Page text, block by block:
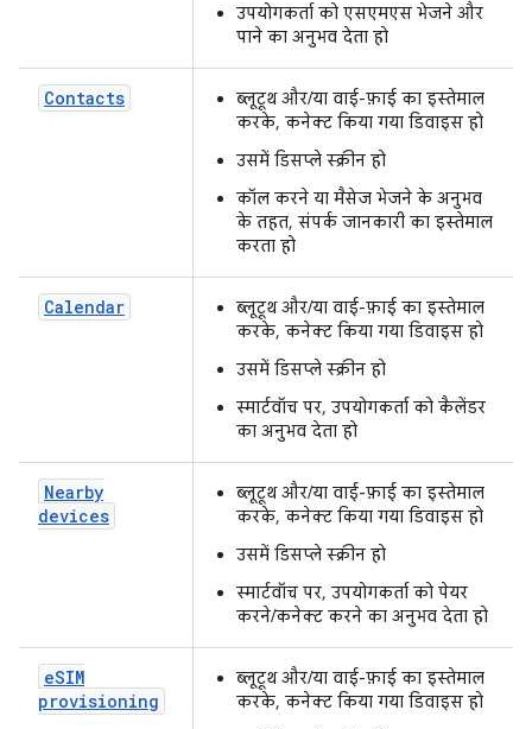
उपयोगकर्ता को एसएमएस भेजने और
पाने का अनुभव देता हो
Contacts
ब्लूटूथ और/या वाई-फ़ाई का इस्तेमाल
करके, कनेक्ट किया गया डिवाइस हो
उसमें डिसप्ले स्क्रीन हो
कॉल करने या मैसेज भेजने के अनुभव
के तहत, संपर्क जानकारी का इस्तेमाल
करता हो
Calendar
ब्लूटूथ और/या वाई-फ़ाई का इस्तेमाल
करके, कनेक्ट किया गया डिवाइस हो
उसमें डिसप्ले स्क्रीन हो
स्मार्टवॉच पर, उपयोगकर्ता को कैलेंडर
का अनुभव देता हो
Nearby
devices
ब्लूटूथ और/या वाई-फ़ाई का इस्तेमाल
करके, कनेक्ट किया गया डिवाइस हो
उसमें डिसप्ले स्क्रीन हो
स्मार्टवॉच पर, उपयोगकर्ता को पेयर
करने/कनेक्ट करने का अनुभव देता हो
eSIM
provisioning
ब्लूटूथ और/या वाई-फ़ाई का इस्तेमाल
करके, कनेक्ट किया गया डिवाइस हो